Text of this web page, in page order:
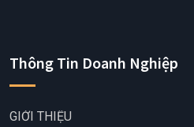
Thông Tin Doanh Nghiệp
GIỚI THIỆU